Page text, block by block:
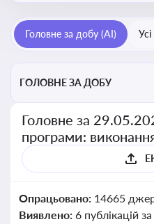
Головне за добу (AI) Усі
ГОЛОВНЕ ЗА ДОБУ
Головне за
програми:
Опрацьовано: 14665
Виявлено: 6 публікацій